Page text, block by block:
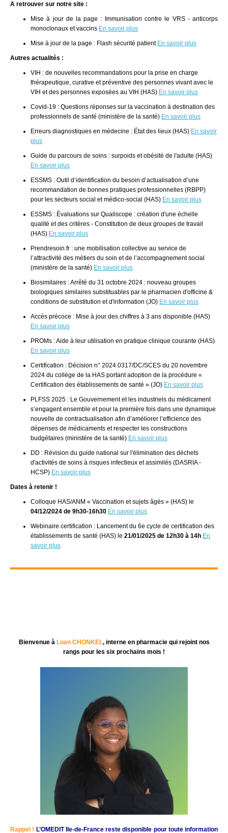
A retrouver sur notre site :
Mise à jour de la page : Immunisation contre le VRS - anticorps
monoclonaux et vaccins En savoir plus
Mise à jour de la page : Flash sécurité patient En savoir plus
Autres actualités :
VIH : de nouvelles recommandations pour la prise en charge
thérapeutique, curative et préventive des personnes vivant avec le
VIH et des personnes exposées au VIH (HAS) En savoir plus
Covid-19 : Questions réponses sur la vaccination à destination des
professionnels de santé (ministère de la santé) En savoir plus
Erreurs diagnostiques en médecine : État des lieux (HAS) En savoir
plus
Guide du parcours de soins : surpoids et obésité de l'adulte (HAS)
En savoir plus
ESSMS : Outil d’identification du besoin d’actualisation d’une
recommandation de bonnes pratiques professionnelles (RBPP)
pour les secteurs social et médico-social (HAS) En savoir plus
ESSMS : Évaluations sur Qualiscope : création d'une échelle
qualité et des critères - Constitution de deux groupes de travail
(HAS) En savoir plus
Prendresoin.fr : une mobilisation collective au service de
l’attractivité des métiers du soin et de l’accompagnement social
(ministère de la santé) En savoir plus
Biosimilaires : Arrêté du 31 octobre 2024 : nouveau groupes
biologiques similaires substituables par le pharmacien d'officine &
conditions de substitution et d'information (JO) En savoir plus
Accès précoce : Mise à jour des chiffres à 3 ans disponible (HAS)
En savoir plus
PROMs : Aide à leur utilisation en pratique clinique courante (HAS)
En savoir plus
Certification : Décision n° 2024.0317/DC/SCES du 20 novembre
2024 du collège de la HAS portant adoption de la procédure «
Certification des établissements de santé » (JO) En savoir plus
PLFSS 2025 : Le Gouvernement et les industriels du médicament
s’engagent ensemble et pour la première fois dans une dynamique
nouvelle de contractualisation afin d’améliorer l’efficience des
dépenses de médicaments et respecter les constructions
budgétaires (ministère de la santé) En savoir plus
DD : Révision du guide national sur l'élimination des déchets
d'activités de soins à risques infectieux et assimilés (DASRIA -
HCSP) En savoir plus
Dates à retenir !
Colloque HAS/ANM « Vaccination et sujets âgés » (HAS) le
04/12/2024 de 9h30-16h30 En savoir plus
Webinaire certification : Lancement du 6e cycle de certification des
établissements de santé (HAS) le 21/01/2025 de 12h30 à 14h En
savoir plus
Bienvenue à Loan CHONKEL, interne en pharmacie qui rejoint nos
rangs pour les six prochains mois !
Rappel ! L’OMEDIT Ile-de-France reste disponible pour toute information